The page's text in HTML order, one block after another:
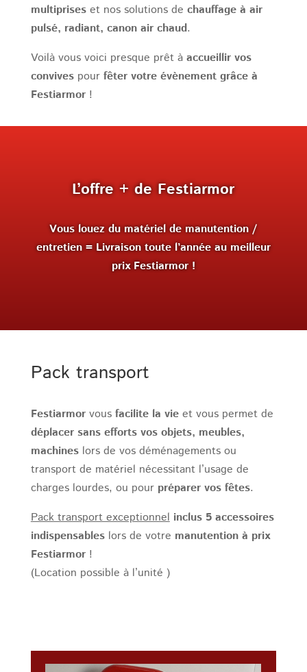
multipriseset nos solutions de chauffage à air
pulsé, radiant, canon air chaud.
Voilà vous voici presque prêt à accueillir vos
convivespour fêter votre évènement grâce à
Festiarmor!
L’offre + de Festiarmor
Vous louez du matériel de manutention /
entretien = Livraison toute l’année au meilleur
prix Festiarmor !
Pack transport
Festiarmorvous facilite la vieet vous permet de
déplacer sans efforts vos objets, meubles,
machineslors de vos déménagements ou
transport de matériel nécessitant l’usage de
charges lourdes, ou pour préparer vos fêtes.
Pack transport exceptionnel inclus 5 accessoires
indispensableslors de votre manutention à prix
Festiarmor!
(Location possible à l’unité )